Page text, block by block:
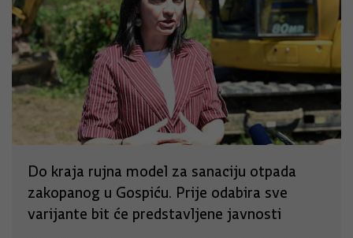
Do kraja rujna model za sanaciju otpada
zakopanog u Gospiću. Prije odabira sve
varijante bit će predstavljene javnosti